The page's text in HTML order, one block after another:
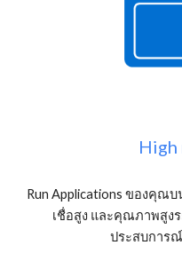
Run Applications ของคุณ
เชื่อสูง และคุณภาพสูง
ประสบการ